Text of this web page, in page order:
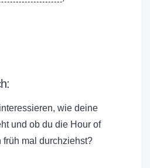
wie deine
und ob du die Hour of
früh mal durchziehst?